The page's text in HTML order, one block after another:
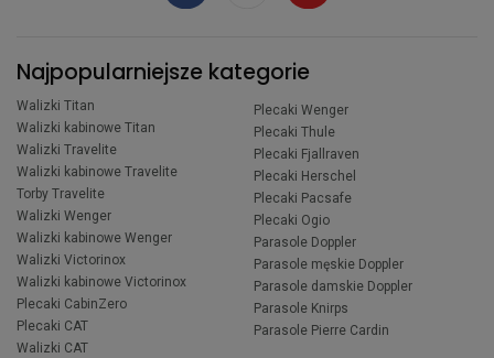
Najpopularniejsze kategorie
Walizki Titan
Walizki kabinowe Titan
Walizki Travelite
Walizki kabinowe Travelite
Torby Travelite
Walizki Wenger
Walizki kabinowe Wenger
Walizki Victorinox
Walizki kabinowe Victorinox
Plecaki CabinZero
Plecaki CAT
Walizki CAT
Plecaki Wenger
Plecaki Thule
Plecaki Fjallraven
Plecaki Herschel
Plecaki Pacsafe
Plecaki Ogio
Parasole Doppler
Parasole męskie Doppler
Parasole damskie Doppler
Parasole Knirps
Parasole Pierre Cardin